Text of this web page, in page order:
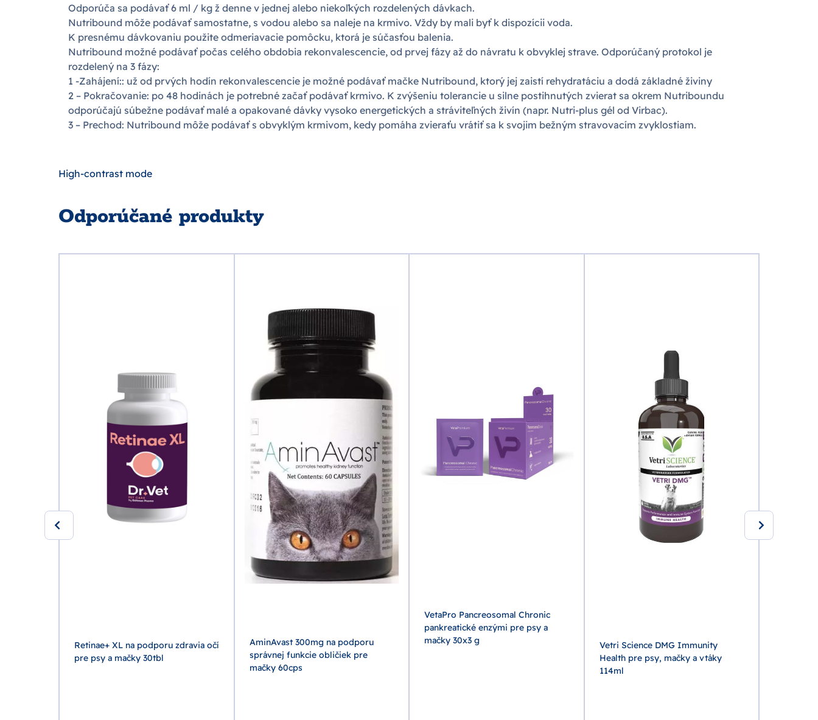
Odporúča sa podávať 6 ml / kg ž denne v jednej alebo niekoľkých rozdelených dávkach.
Nutribound môže podávať samostatne, s vodou alebo sa naleje na krmivo. Vždy by mali byť k dispozícii voda.
K presnému dávkovaniu použite odmeriavacie pomôcku, ktorá je súčasťou balenia.
Nutribound možné podávať počas celého obdobia rekonvalescencie, od prvej fázy až do návratu k obvyklej strave. Odporúčaný protokol je
rozdelený na 3 fázy:
1 -Zahájení:: už od prvých hodín rekonvalescencie je možné podávať mačke Nutribound, ktorý jej zaistí rehydratáciu a dodá základné živiny
2 – Pokračovanie: po 48 hodinách je potrebné začať podávať krmivo. K zvýšeniu tolerancie u silne postihnutých zvierat sa okrem Nutriboundu
odporúčajú súbežne podávať malé a opakované dávky vysoko energetických a stráviteľných živín (napr. Nutri-plus gél od Virbac).
3 – Prechod: Nutribound môže podávať s obvyklým krmivom, kedy pomáha zvieraťu vrátiť sa k svojim bežným stravovacím zvyklostiam.
High-contrast mode
Odporúčané produkty
Retinae+ XL na podporu zdravia očí
pre psy a mačky 30tbl
AminAvast 300mg na podporu
správnej funkcie obličiek pre
mačky 60cps
VetaPro Pancreosomal Chronic
pankreatické enzými pre psy a
mačky 30x3 g
Vetri Science DMG Immunity
Health pre psy, mačky a vtáky
114ml